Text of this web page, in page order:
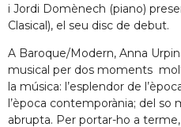
i Jordi Domènech (piano)
Clasical), el seu disc de debut.
A Baroque/Modern, Anna
musical per dos moments
la música: l’esplendor de
l’època contemporània; del so
abrupta. Per portar-ho a